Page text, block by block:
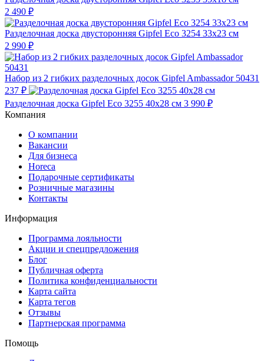
2 490 ₽
Разделочная доска двусторонняя Gipfel Eco 3254 33x23 см
2 990 ₽
Набор из 2 гибких разделочных досок Gipfel Ambassador 50431
237 ₽
Разделочная доска Gipfel Eco 3255 40x28 см 3 990 ₽
Компания
О компании
Вакансии
Для бизнеса
Horeca
Подарочные сертификаты
Розничные магазины
Контакты
Информация
Программа лояльности
Акции и спецпредложения
Блог
Публичная оферта
Политика конфиденциальности
Карта сайта
Карта тегов
Отзывы
Партнерская программа
Помощь